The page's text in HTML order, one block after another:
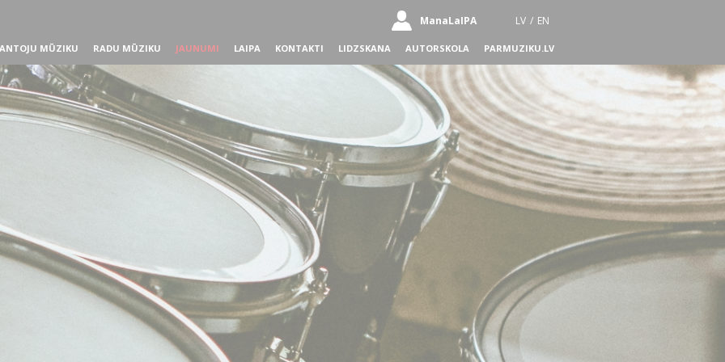
ManaLaIPA LV / EN
MŪZIKU RADU MŪZIKU JAUNUMI LAIPA KONTAKTI LIDZSKANA AUTORSKOLA PARMUZIKU.LV